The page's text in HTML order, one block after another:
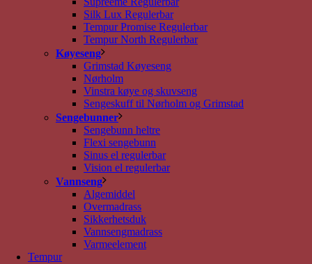
Silk Lux Regulerbar
Tempur Promise Regulerbar
Tempur North Regulerbar
Køyeseng
Grimstad Køyeseng
Nørholm
Vinstra køye og skuvseng
Sengeskuff til Nørholm og Grimstad
Sengebunner
Sengebunn heltre
Flexi sengebunn
Sinus el regulerbar
Vision el regulerbar
Vannseng
Algemiddel
Overmadrass
Sikkerhetsduk
Vannsengmadrass
Varmeelement
Tempur